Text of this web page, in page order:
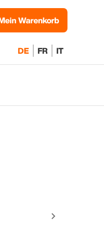
Warenkorb
DE FR IT